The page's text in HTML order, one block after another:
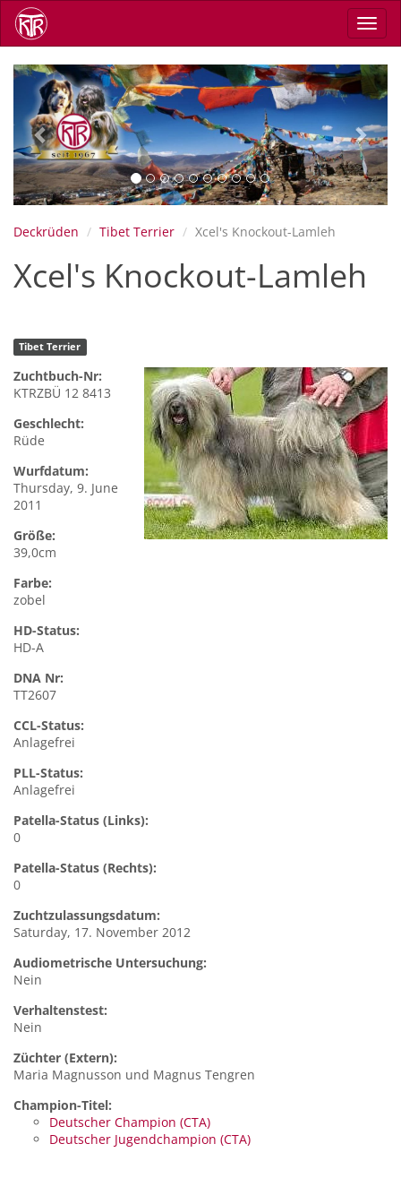
Skip
main
Previous Next
Deckrüden Tibet Terrier Xcel's Knockout-Lamleh
Xcel's Knockout-Lamleh
Tibet Terrier
Zuchtbuch-Nr:
KTRZBÜ 12 8413
Geschlecht:
Rüde
Wurfdatum:
Thursday, 9. June
2011
Größe:
39,0cm
Farbe:
zobel
HD-Status:
HD-A
DNA Nr:
TT2607
CCL-Status:
Anlagefrei
PLL-Status:
Anlagefrei
Patella-Status (Links):
0
Patella-Status (Rechts):
0
Zuchtzulassungsdatum:
Saturday, 17. November 2012
Audiometrische Untersuchung:
Nein
Verhaltenstest:
Nein
Züchter (Extern):
Maria Magnusson und Magnus Tengren
Champion-Titel:
Deutscher Champion (CTA)
Deutscher Jugendchampion (CTA)